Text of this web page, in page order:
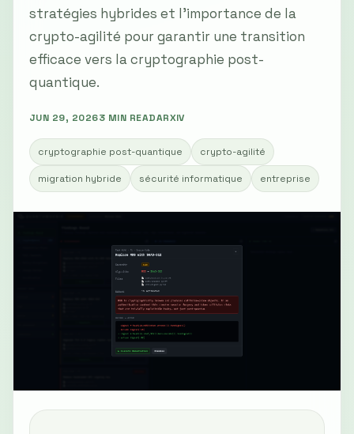
stratégies hybrides et l'importance de la
crypto-agilité pour garantir une transition
efficace vers la cryptographie post-
quantique.
JUN 29, 20263 MIN READARXIV
cryptographie post-quantique crypto-agilité
migration hybride sécurité informatique entreprise